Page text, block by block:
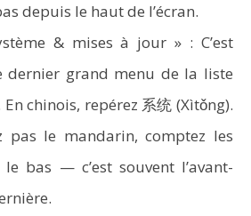
depuis le haut de l’écran.
& mises à jour » : C’est
dernier grand menu de la liste
chinois, repérez 系统 (Xìtǒng).
pas le mandarin, comptez les
bas — c’est souvent l’avant-